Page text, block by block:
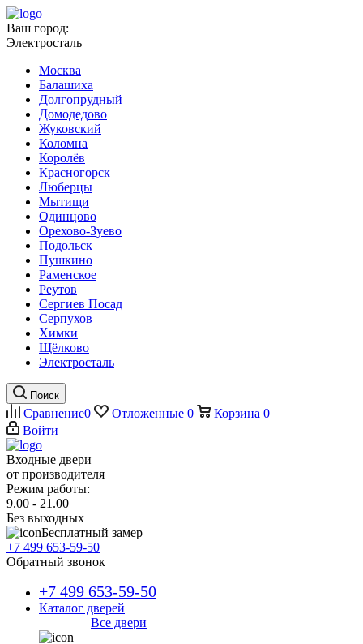
Ваш город:
Электросталь
Москва
Балашиха
Долгопрудный
Домодедово
Жуковский
Коломна
Королёв
Красногорск
Люберцы
Мытищи
Одинцово
Орехово-Зуево
Подольск
Пушкино
Раменское
Реутов
Сергиев Посад
Серпухов
Химки
Щёлково
Электросталь
Поиск
Сравнение0 Отложенные 0 Корзина 0
Войти
Входные двери
от производителя
Режим работы:
9.00 - 21.00
Без выходных
Бесплатный замер
+7 499 653-59-50
Обратный звонок
+7 499 653-59-50
Каталог дверей
Все двери